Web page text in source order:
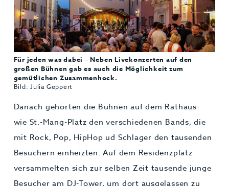
Für jeden was dabei – Neben Livekonzerten auf den
großen Bühnen gab es auch die Möglichkeit zum
gemütlichen Zusammenhock.
Bild: Julia Geppert
Danach gehörten die Bühnen auf dem Rathaus-
wie St.-Mang-Platz den verschiedenen Bands, die
mit Rock, Pop, HipHop ud Schlager den tausenden
Besuchern einheizten. Auf dem Residenzplatz
versammelten sich zur selben Zeit tausende junge
Besucher am DJ-Tower, um dort ausgelassen zu